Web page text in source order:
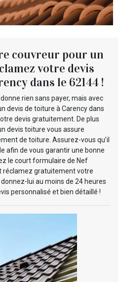
couvreur pour un
votre devis
dans le 62144 !
rien sans payer, mais avec
devis de toiture à Carency dans
devis gratuitement. De plus
devis toiture vous assure
de toiture. Assurez-vous qu’il
afin de vous garantir une bonne
le court formulaire de Nef
réclamez gratuitement votre
lui au moins de 24 heures
personnalisé et bien détaillé !